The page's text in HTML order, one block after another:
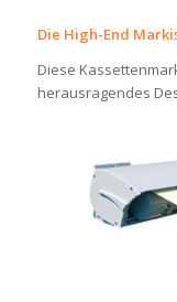
Die High-End
Diese
herausragendes